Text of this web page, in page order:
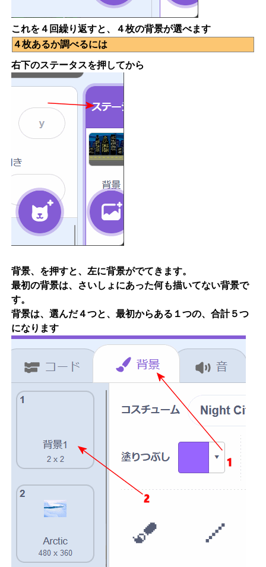
これを４回繰り返すと、４枚の背景が選べます
４枚あるか調べるには
右下のステータスを押してから
背景、を押すと、左に背景がでてきます。
最初の背景は、さいしょにあった何も描いてない背景で
す。
背景は、選んだ４つと、最初からある１つの、合計５つ
になります